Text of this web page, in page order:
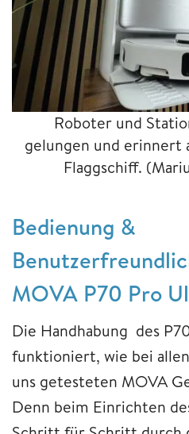
Roboter und
gelungen und erinnert
Flaggschiff.
Bedienung &
MOVA P70 Pro
Die Handhabung des
funktioniert, wie bei
uns getesteten MOVA
Denn beim Einrichten